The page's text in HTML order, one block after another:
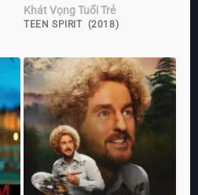
Khát Vọng Tuổi Trẻ
TEEN SPIRIT (2018)